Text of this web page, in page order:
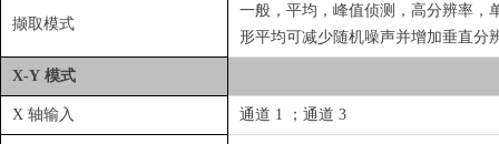
撷取模式
一般，平均，峰值侦测，高分辨率，
形平均可减少随机噪声并增加垂直分
X-Y 模式
X 轴输入 通道 1 ；通道 3